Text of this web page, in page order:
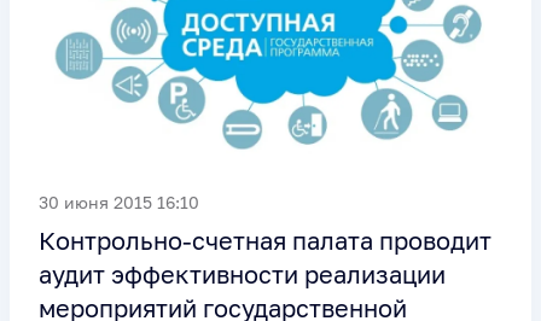
30 июня 2015 16:10
Контрольно-счетная палата проводит
аудит эффективности реализации
мероприятий государственной